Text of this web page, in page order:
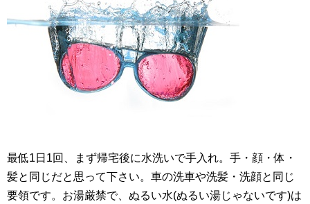
最低1日1回、まず帰宅後に水洗いで手入れ。手・顔・体・
髪と同じだと思って下さい。車の洗車や洗髪・洗顔と同じ
要領です。お湯厳禁で、ぬるい水(ぬるい湯じゃないです)は